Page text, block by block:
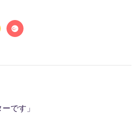
です」